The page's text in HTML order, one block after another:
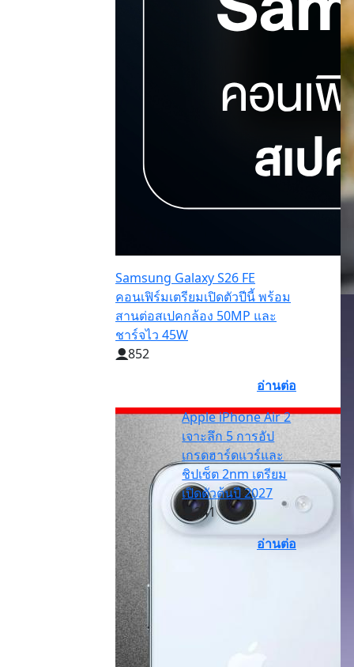
Samsung Galaxy S26 FE
คอนเฟิร์มเตรียมเปิดตัวปีนี้ พร้อม
สานต่อสเปคกล้อง 50MP และ
ชาร์จไว 45W
852
อ่านต่อ
Apple iPhone Air 2
เจาะลึก 5 การอัป
เกรดฮาร์ดแวร์และ
ชิปเซ็ต 2nm เตรียม
เปิดตัวต้นปี 2027
241
อ่านต่อ